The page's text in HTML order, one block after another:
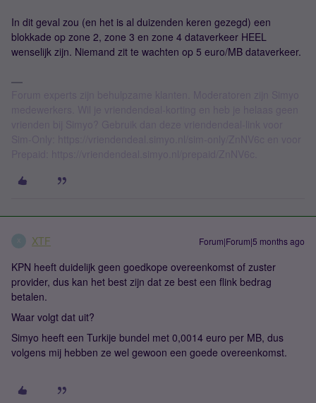
In dit geval zou (en het is al duizenden keren gezegd) een
blokkade op zone 2, zone 3 en zone 4 dataverkeer HEEL
wenselijk zijn. Niemand zit te wachten op 5 euro/MB dataverkeer.
XTF Forum|Forum|5 months ago
KPN heeft duidelijk geen goedkope overeenkomst of zuster
provider, dus kan het best zijn dat ze best een flink bedrag
betalen.
Waar volgt dat uit?
Simyo heeft een Turkije bundel met 0,0014 euro per MB, dus
volgens mij hebben ze wel gewoon een goede overeenkomst.